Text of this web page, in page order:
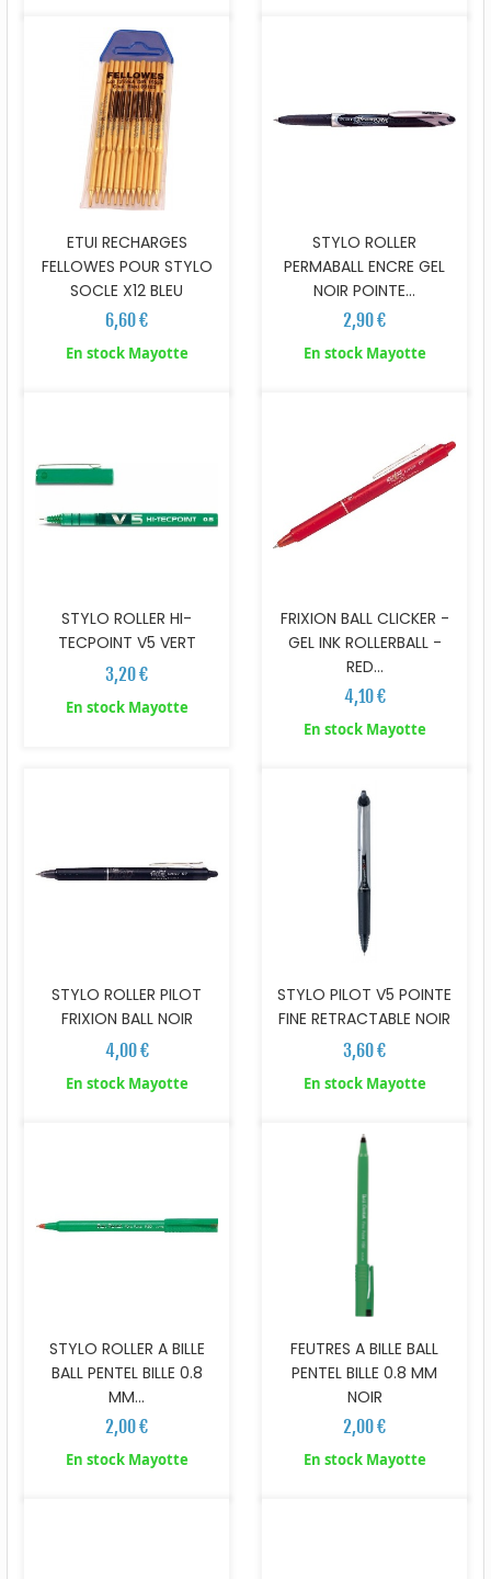
ETUI RECHARGES
FELLOWES POUR STYLO
SOCLE X12 BLEU
6,60 €
En stock Mayotte
STYLO ROLLER
PERMABALL ENCRE GEL
NOIR POINTE...
2,90 €
En stock Mayotte
STYLO ROLLER HI-
TECPOINT V5 VERT
3,20 €
En stock Mayotte
FRIXION BALL CLICKER -
GEL INK ROLLERBALL -
RED...
4,10 €
En stock Mayotte
STYLO ROLLER PILOT
FRIXION BALL NOIR
4,00 €
En stock Mayotte
STYLO PILOT V5 POINTE
FINE RETRACTABLE NOIR
3,60 €
En stock Mayotte
STYLO ROLLER A BILLE
BALL PENTEL BILLE 0.8
MM...
2,00 €
En stock Mayotte
FEUTRES A BILLE BALL
PENTEL BILLE 0.8 MM
NOIR
2,00 €
En stock Mayotte